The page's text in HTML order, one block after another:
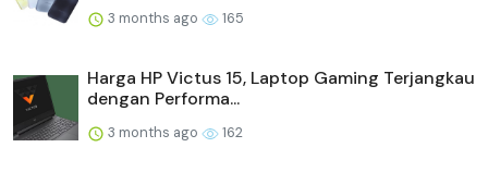
3 months ago 165
Harga HP Victus 15, Laptop Gaming Terjangkau
dengan Performa...
3 months ago 162